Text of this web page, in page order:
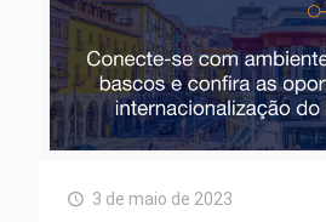
3 de maio de 2023